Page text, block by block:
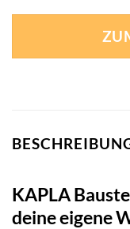
KAPLA
deine eigene